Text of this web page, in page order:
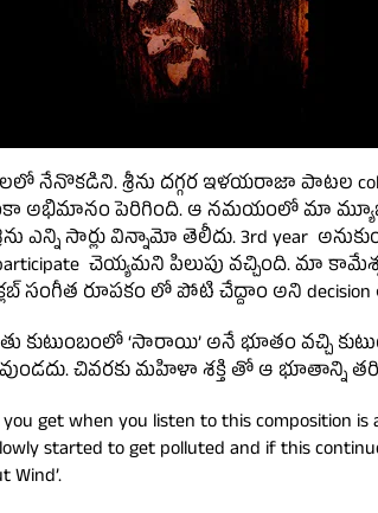
నేనొకడిని. శ్రీను దగ్గర ఇళయరాజా పాటల
అభిమానం పెరిగింది. ఆ నమయంలో మా మ్యూజిక్
ఎన్ని సార్లు విన్నామో తెలీదు. 3rd year
లో participate చెయ్యమని పిలుపు వచ్చింది. మా
సంగీత రూపకం లో పోటి చేద్దాం అని decision
కుటుంబంలో ‘సారాయి’ అనే భూతం వచ్చి
చివరకు మహిళా శక్తి తో ఆ భూతాన్ని
get when you listen to this composition is
started to get polluted and if this
Wind’.